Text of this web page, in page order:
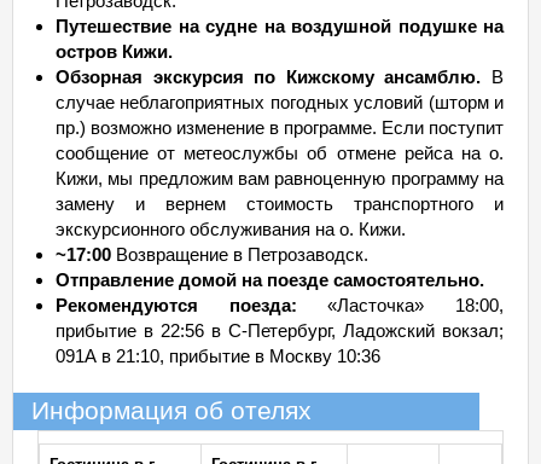
Путешествие на судне на воздушной подушке на
остров Кижи.
Обзорная экскурсия по Кижскому ансамблю. В
случае неблагоприятных погодных условий (шторм и
пр.) возможно изменение в программе. Если поступит
сообщение от метеослужбы об отмене рейса на о.
Кижи, мы предложим вам равноценную программу на
замену и вернем стоимость транспортного и
экскурсионного обслуживания на о. Кижи.
~17:00 Возвращение в Петрозаводск.
Отправление домой на поезде самостоятельно.
Рекомендуются поезда:«Ласточка» 18:00,
прибытие в 22:56 в С-Петербург, Ладожский вокзал;
091А в 21:10, прибытие в Москву 10:36
Информация об отелях